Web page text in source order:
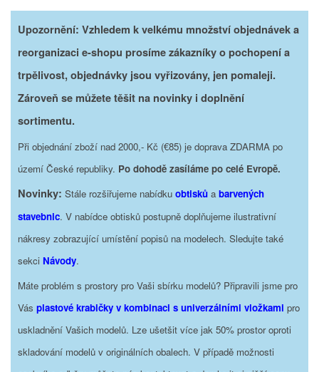
Upozornění: Vzhledem k velkému množství objednávek a
reorganizaci e-shopu prosíme zákazníky o pochopení a
trpělivost, objednávky jsou vyřizovány, jen pomaleji.
Zároveň se můžete těšit na novinky i doplnění
sortimentu.
Při objednání zboží nad 2000,- Kč (€85) je doprava ZDARMA po
území České republiky. Po dohodě zasíláme po celé Evropě.
Novinky: Stále rozšiřujeme nabídku obtisků a barvených
stavebnic. V nabídce obtisků postupně doplňujeme ilustrativní
nákresy zobrazující umístění popisů na modelech. Sledujte také
sekci Návody.
Máte problém s prostory pro Vaši sbírku modelů? Připravili jsme pro
Vás plastové krabičky v kombinaci s univerzálními vložkami pro
uskladnění Vašich modelů. Lze ušetšit více jak 50% prostor oproti
skladování modelů v originálních obalech. V případě možnosti